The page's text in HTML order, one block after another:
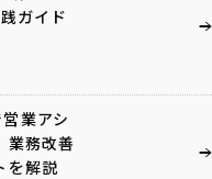
ガイド
業アシ
業務改善
を解説